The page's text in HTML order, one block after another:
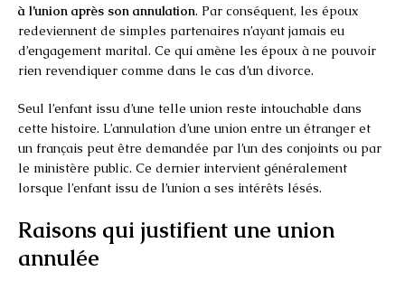
à l’union après son annulation. Par conséquent, les époux
redeviennent de simples partenaires n’ayant jamais eu
d’engagement marital. Ce qui amène les époux à ne pouvoir
rien revendiquer comme dans le cas d’un divorce.
Seul l’enfant issu d’une telle union reste intouchable dans
cette histoire. L’annulation d’une union entre un étranger et
un français peut être demandée par l’un des conjoints ou par
le ministère public. Ce dernier intervient généralement
lorsque l’enfant issu de l’union a ses intérêts lésés.
Raisons qui justifient une union
annulée